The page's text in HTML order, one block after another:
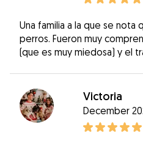
Una familia a la que se nota
perros. Fueron muy
(que es muy miedosa) y el
Victoria
December